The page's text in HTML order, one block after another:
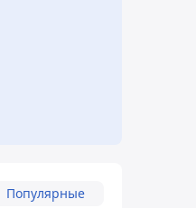
Популярные